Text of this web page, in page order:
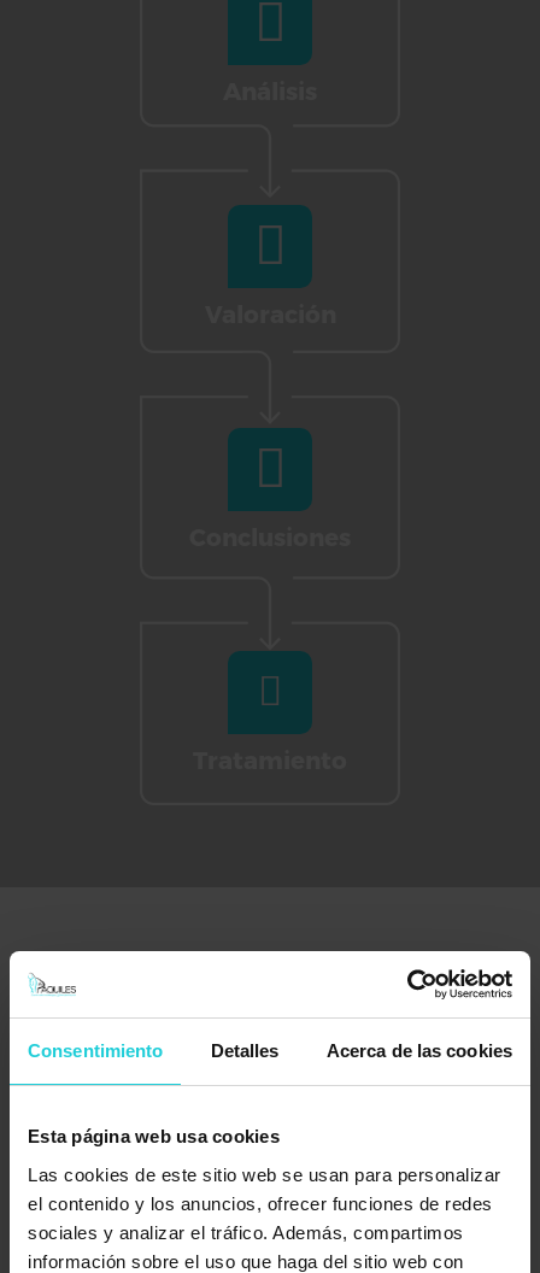
Consentimiento Detalles Acerca de las cookies
Esta página web usa cookies
Las cookies de este sitio web se usan para personalizar
el contenido y los anuncios, ofrecer funciones de redes
sociales y analizar el tráfico. Además, compartimos
información sobre el uso que haga del sitio web con
Profesionales expertos en
tratamiento de periostitis tibial
En nuestro centro de fisioterapia trabajamos con los últimos avances
evaluación de laperiostitis tibial y su tratamiento de fisioterapia
zona y herramientas INDIBA, entre otras.
Contamos con profesionales cualificados con una larga trayectoria en
el tratamiento de casos con inflamación del periostio, consiguiendo